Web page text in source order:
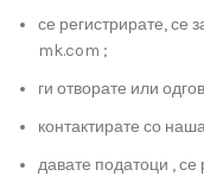
се регистрирате, се
mk.com ;
ги отворате или
контактирате со
давате податоци , се